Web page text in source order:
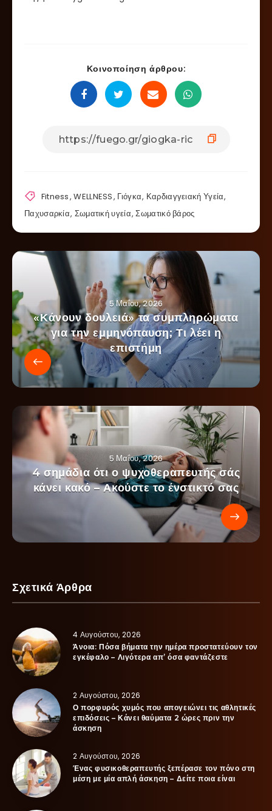
Κοινοποίηση άρθρου:
Fitness,WELLNESS, Γιόγκα, Καρδιαγγειακή Υγεία,
Παχυσαρκία, Σωματική υγεία,Σωματικό βάρος
5 Μαΐου, 2026
«Κάνουν δουλειά» τα συμπληρώματα
για την εμμηνόπαυση; Τι λέει η
επιστήμη
5 Μαΐου, 2026
4 σημάδια ότι ο ψυχοθεραπευτής σάς
κάνει κακό – Ακούστε το ένστικτό σας
Σχετικά Άρθρα
4 Αυγούστου, 2026
Άνοια: Πόσα βήματα την ημέρα προστατεύουν τον
εγκέφαλο – Λιγότερα απ’ όσα φαντάζεστε
2 Αυγούστου, 2026
Ο πορφυρός χυμός που απογειώνει τις αθλητικές
επιδόσεις – Κάνει θαύματα 2 ώρες πριν την
άσκηση
2 Αυγούστου, 2026
Ένας φυσικοθεραπευτής ξεπέρασε τον πόνο στη
μέση με μία απλή άσκηση – Δείτε ποια είναι